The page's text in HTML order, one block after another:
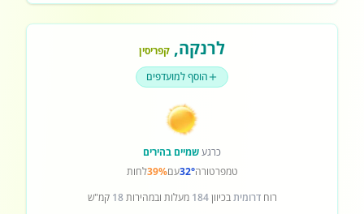
לרנקה, קפריסין
הוסף למועדפים
כרגעשמיים בהירים
טמפרטורה32°עם39%לחות
רוחדרומיתבכיוון184 מעלות ובמהירות18 קמ"ש